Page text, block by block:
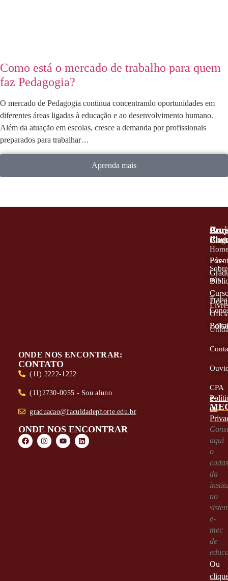
Como está o mercado de trabalho para quem
faz Pedagogia?
O mercado de Pedagogia continua concentrando oportunidades em
diferentes áreas ligadas à educação e ao desenvolvimento humano.
Além da atuação em escolas, cresce a demanda por profissionais
preparados para trabalhar…
Aprenda mais
ONDE NOS ENCONTRAR:
CONTATO
(11) 2222-1222
(11)2730-0055 - Sou aluno
graduacao@faculdadephorte.edu.br
ONDE NOS ENCONTRAR
A
Sobre
nós
CPA
Pós-
e-
aqui
o
da
no
e-
mec
de
Ou
de